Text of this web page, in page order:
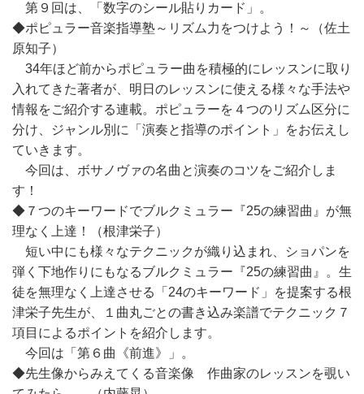
第９回は、「数字のシール貼りカード」。
◆ポピュラー音楽指導塾～リズム力をつけよう！～（佐土
原知子）
34年ほど前からポピュラー曲を積極的にレッスンに取り
入れてきた著者が、明日のレッスンに使える様々な手法や
情報をご紹介する連載。ポピュラーを４つのリズム区分に
分け、ジャンル別に「演奏と指導のポイント」をお伝えし
ていきます。
今回は、ボサノヴァの名曲と演奏のコツをご紹介しま
す！
◆７つのキーワードでブルクミュラー『25の練習曲』が無
理なく上達！（根津栄子）
短い中にも様々なテクニックが織り込まれ、ショパンを
弾く下地作りにもなるブルクミュラー『25の練習曲』。生
徒を無理なく上達させる「24のキーワード」を提案する根
津栄子先生が、１曲丸ごとの書き込み楽譜でテクニック７
項目によるポイントを紹介します。
今回は「第６曲《前進》」。
◆先生像からみえてくる音楽像 作曲家のレッスンを覗い